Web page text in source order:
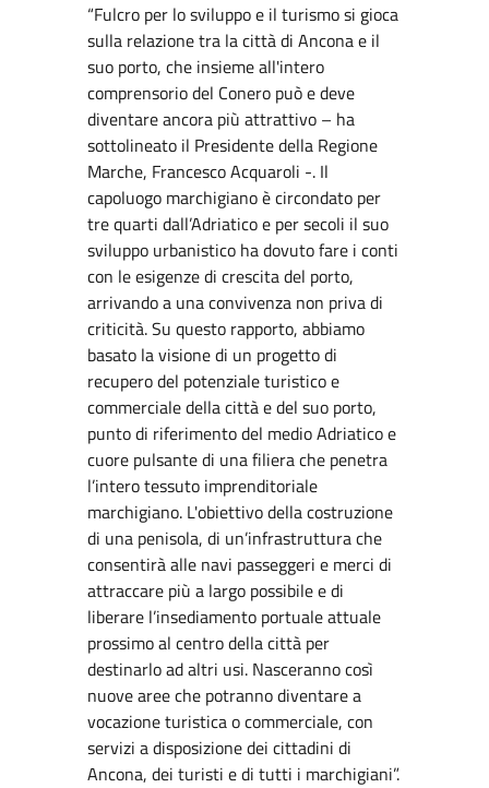
“Fulcro per lo sviluppo e il turismo si gioca
sulla relazione tra la città di Ancona e il
suo porto, che insieme all'intero
comprensorio del Conero può e deve
diventare ancora più attrattivo – ha
sottolineato il Presidente della Regione
Marche, Francesco Acquaroli -. Il
capoluogo marchigiano è circondato per
tre quarti dall’Adriatico e per secoli il suo
sviluppo urbanistico ha dovuto fare i conti
con le esigenze di crescita del porto,
arrivando a una convivenza non priva di
criticità. Su questo rapporto, abbiamo
basato la visione di un progetto di
recupero del potenziale turistico e
commerciale della città e del suo porto,
punto di riferimento del medio Adriatico e
cuore pulsante di una filiera che penetra
l’intero tessuto imprenditoriale
marchigiano. L'obiettivo della costruzione
di una penisola, di un’infrastruttura che
consentirà alle navi passeggeri e merci di
attraccare più a largo possibile e di
liberare l’insediamento portuale attuale
prossimo al centro della città per
destinarlo ad altri usi. Nasceranno così
nuove aree che potranno diventare a
vocazione turistica o commerciale, con
servizi a disposizione dei cittadini di
Ancona, dei turisti e di tutti i marchigiani”.